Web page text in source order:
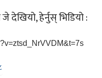
देखियो, हेर्नुस् भिडियो :